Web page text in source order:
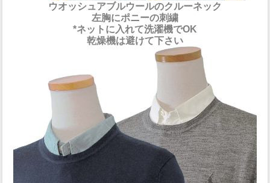
ウオッシュアブルウールのクルーネック
左胸にポニーの刺繍
*ネットに入れて洗濯機でOK
乾燥機は避けて下さい